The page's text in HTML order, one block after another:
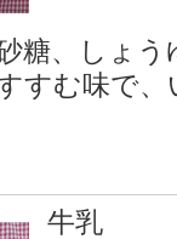
糖、しょ
すむ味で
牛乳